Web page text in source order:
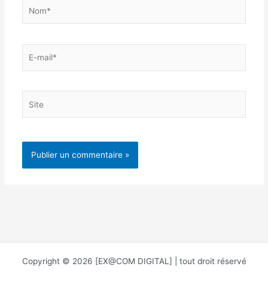
mail*
Copyright © 2026 [EX@COM DIGITAL] | tout droit réservé